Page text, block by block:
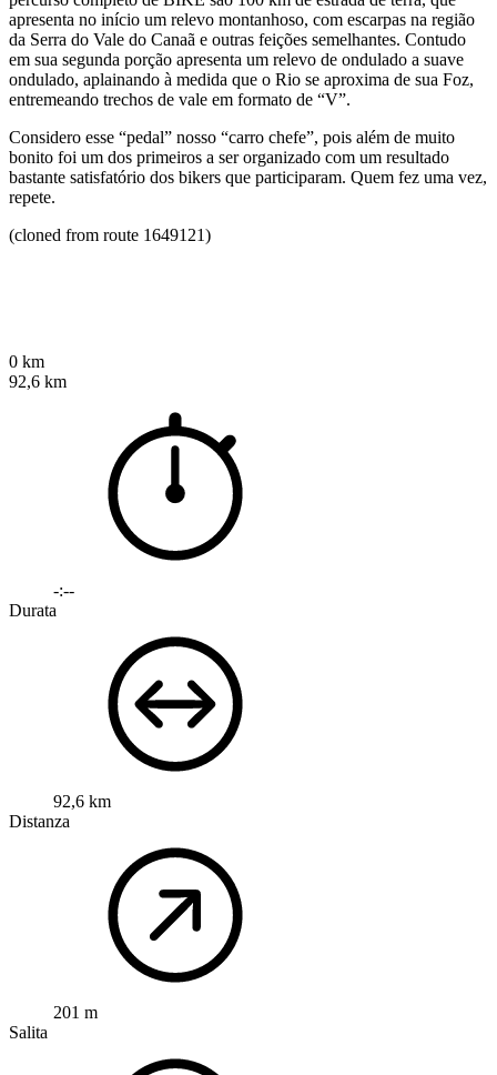
apresenta no início um relevo montanhoso, com escarpas na região
da Serra do Vale do Canaã e outras feições semelhantes. Contudo
em sua segunda porção apresenta um relevo de ondulado a suave
ondulado, aplainando à medida que o Rio se aproxima de sua Foz,
entremeando trechos de vale em formato de “V”.
Considero esse “pedal” nosso “carro chefe”, pois além de muito
bonito foi um dos primeiros a ser organizado com um resultado
bastante satisfatório dos bikers que participaram. Quem fez uma vez,
repete.
(cloned from route 1649121)
0 km
92,6 km
-:--
Durata
92,6 km
Distanza
201 m
Salita